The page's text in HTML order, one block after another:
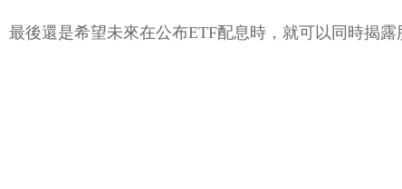
最後還是希望未來在公布ETF配息時，就可以同時揭